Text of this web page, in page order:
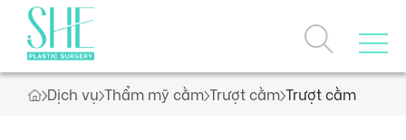
Trang chủ
Dịch vụ Thẩm mỹ cằm Trượt cằm Trượt cằm